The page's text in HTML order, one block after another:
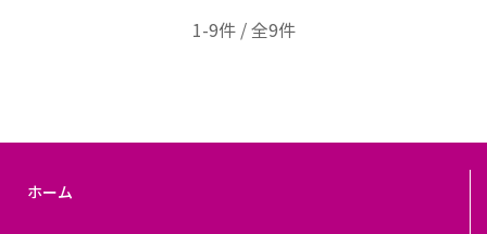
1-9件 / 全9件
ホーム